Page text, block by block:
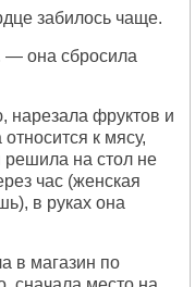
забилось чаще.
— она сбросила
нарезала фруктов и
к мясу,
решила на стол не
час (женская
в руках она
в магазин по